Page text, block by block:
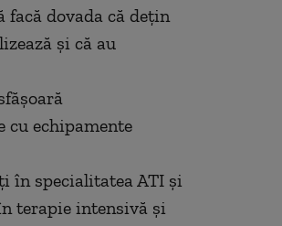
dovada că deţin
şi că au
cu echipamente
în specialitatea ATI şi
terapie intensivă şi